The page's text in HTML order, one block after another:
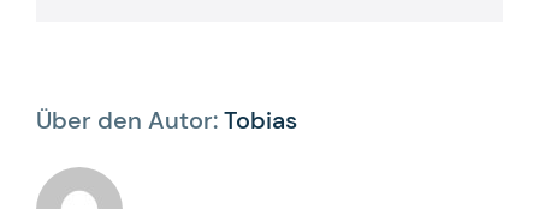
Über den Autor:Tobias